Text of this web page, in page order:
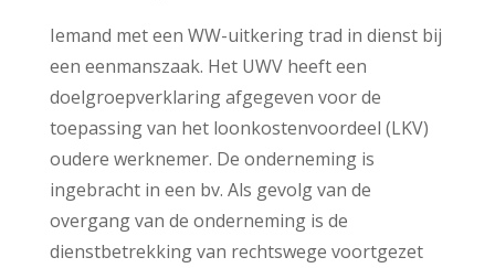
Iemand met een WW-uitkering trad in dienst bij
een eenmanszaak. Het UWV heeft een
doelgroepverklaring afgegeven voor de
toepassing van het loonkostenvoordeel (LKV)
oudere werknemer. De onderneming is
ingebracht in een bv. Als gevolg van de
overgang van de onderneming is de
dienstbetrekking van rechtswege voortgezet